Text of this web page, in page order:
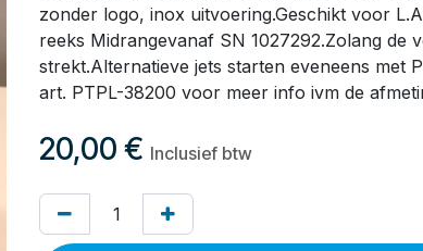
zonder logo, inox uitvoering.Geschikt voor
reeks Midrangevanaf SN 1027292.Zolang de
strekt.Alternatieve jets starten eveneens met
art. PTPL-38200 voor meer info ivm de
20,00 € Inclusief btw